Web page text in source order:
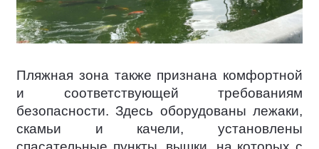
Пляжная зона также признана комфортной
и соответствующей требованиям
безопасности. Здесь оборудованы лежаки,
скамьи и качели, установлены